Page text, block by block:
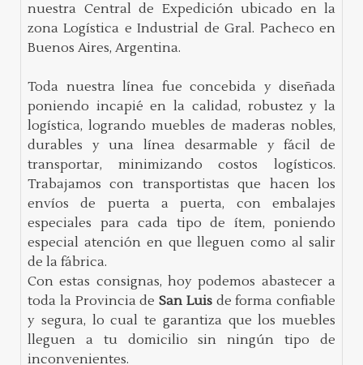
nuestra Central de Expedición ubicado en la
zona Logística e Industrial de Gral. Pacheco en
Buenos Aires, Argentina.
Toda nuestra línea fue concebida y diseñada
poniendo incapié en la calidad, robustez y la
logística, logrando muebles de maderas nobles,
durables y una línea desarmable y fácil de
transportar, minimizando costos logísticos.
Trabajamos con transportistas que hacen los
envíos de puerta a puerta, con embalajes
especiales para cada tipo de ítem, poniendo
especial atención en que lleguen como al salir
de la fábrica.
Con estas consignas, hoy podemos abastecer a
toda la Provincia de San Luisde forma confiable
y segura, lo cual te garantiza que los muebles
lleguen a tu domicilio sin ningún tipo de
inconvenientes.